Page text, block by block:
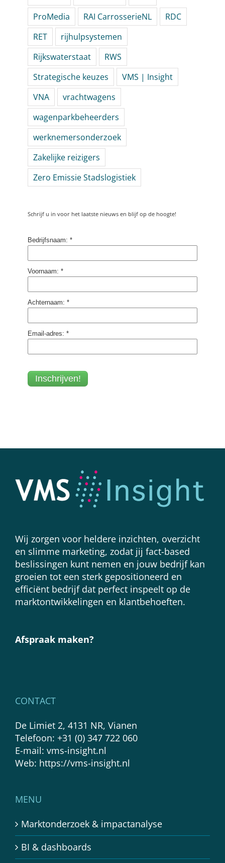
ProMedia
RAI CarrosserieNL
RDC
RET
rijhulpsystemen
Rijkswaterstaat
RWS
Strategische keuzes
VMS | Insight
VNA
vrachtwagens
wagenparkbeheerders
werknemersonderzoek
Zakelijke reizigers
Zero Emissie Stadslogistiek
Schrijf u in voor het laatste nieuws en blijf op de hoogte!
Wij zorgen voor heldere inzichten, overzicht
en slimme marketing, zodat jij fact-based
beslissingen kunt nemen en jouw bedrijf kan
groeien tot een sterk gepositioneerd en
efficiënt bedrijf dat perfect inspeelt op de
marktontwikkelingen en klantbehoeften.
Afspraak maken?
CONTACT
De Limiet 2, 4131 NR, Vianen
Telefoon: +31 (0) 347 722 060
E-mail: vms-insight.nl
Web: https://vms-insight.nl
MENU
Marktonderzoek & impactanalyse
BI & dashboards